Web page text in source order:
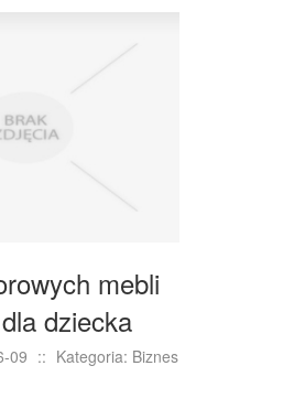
DZIAŁKI
JĘZYKOWE
I SZKOLENIA
mebli
dziecka
09 :: Kategoria: Biznes